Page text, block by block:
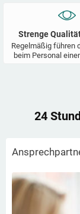
Strenge
Regelmäßig führen
beim Personal
24